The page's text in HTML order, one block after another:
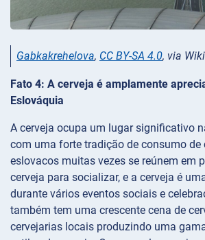
Gabkakrehelova, CC BY-SA 4.0, via
Fato 4: A cerveja é amplamente
Eslováquia
A cerveja ocupa um lugar significativo
com uma forte tradição de consumo de
eslovacos muitas vezes se reúnem em
cerveja para socializar, e a cerveja é
durante vários eventos sociais e
também tem uma crescente cena de
cervejarias locais produzindo uma